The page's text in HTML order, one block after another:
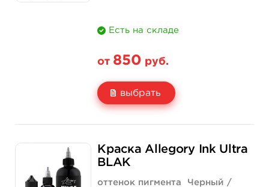
Есть на складе
от 850 руб.
выбрать
Количество
850 руб.
купить купить
Краска Allegory Ink Ultra
BLAK
оттенок пигмента
Черный /